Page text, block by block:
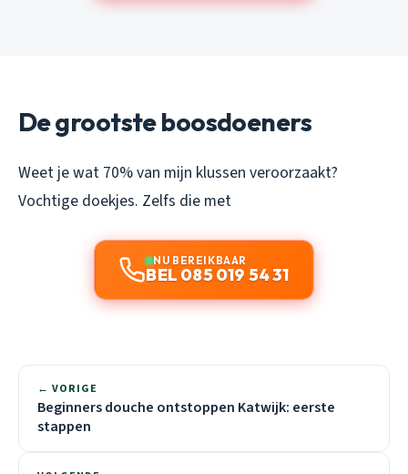
De grootste boosdoeners
Weet je wat 70% van mijn klussen veroorzaakt?
Vochtige doekjes. Zelfs die met
NU BEREIKBAAR
BEL 085 019 54 31
← VORIGE
Beginners douche ontstoppen Katwijk: eerste
stappen